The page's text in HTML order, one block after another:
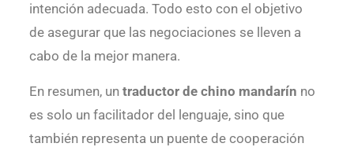
intención adecuada. Todo esto con el objetivo
de asegurar que las negociaciones se lleven a
cabo de la mejor manera.
En resumen, un traductor de chino mandarín no
es solo un facilitador del lenguaje, sino que
también representa un puente de cooperación